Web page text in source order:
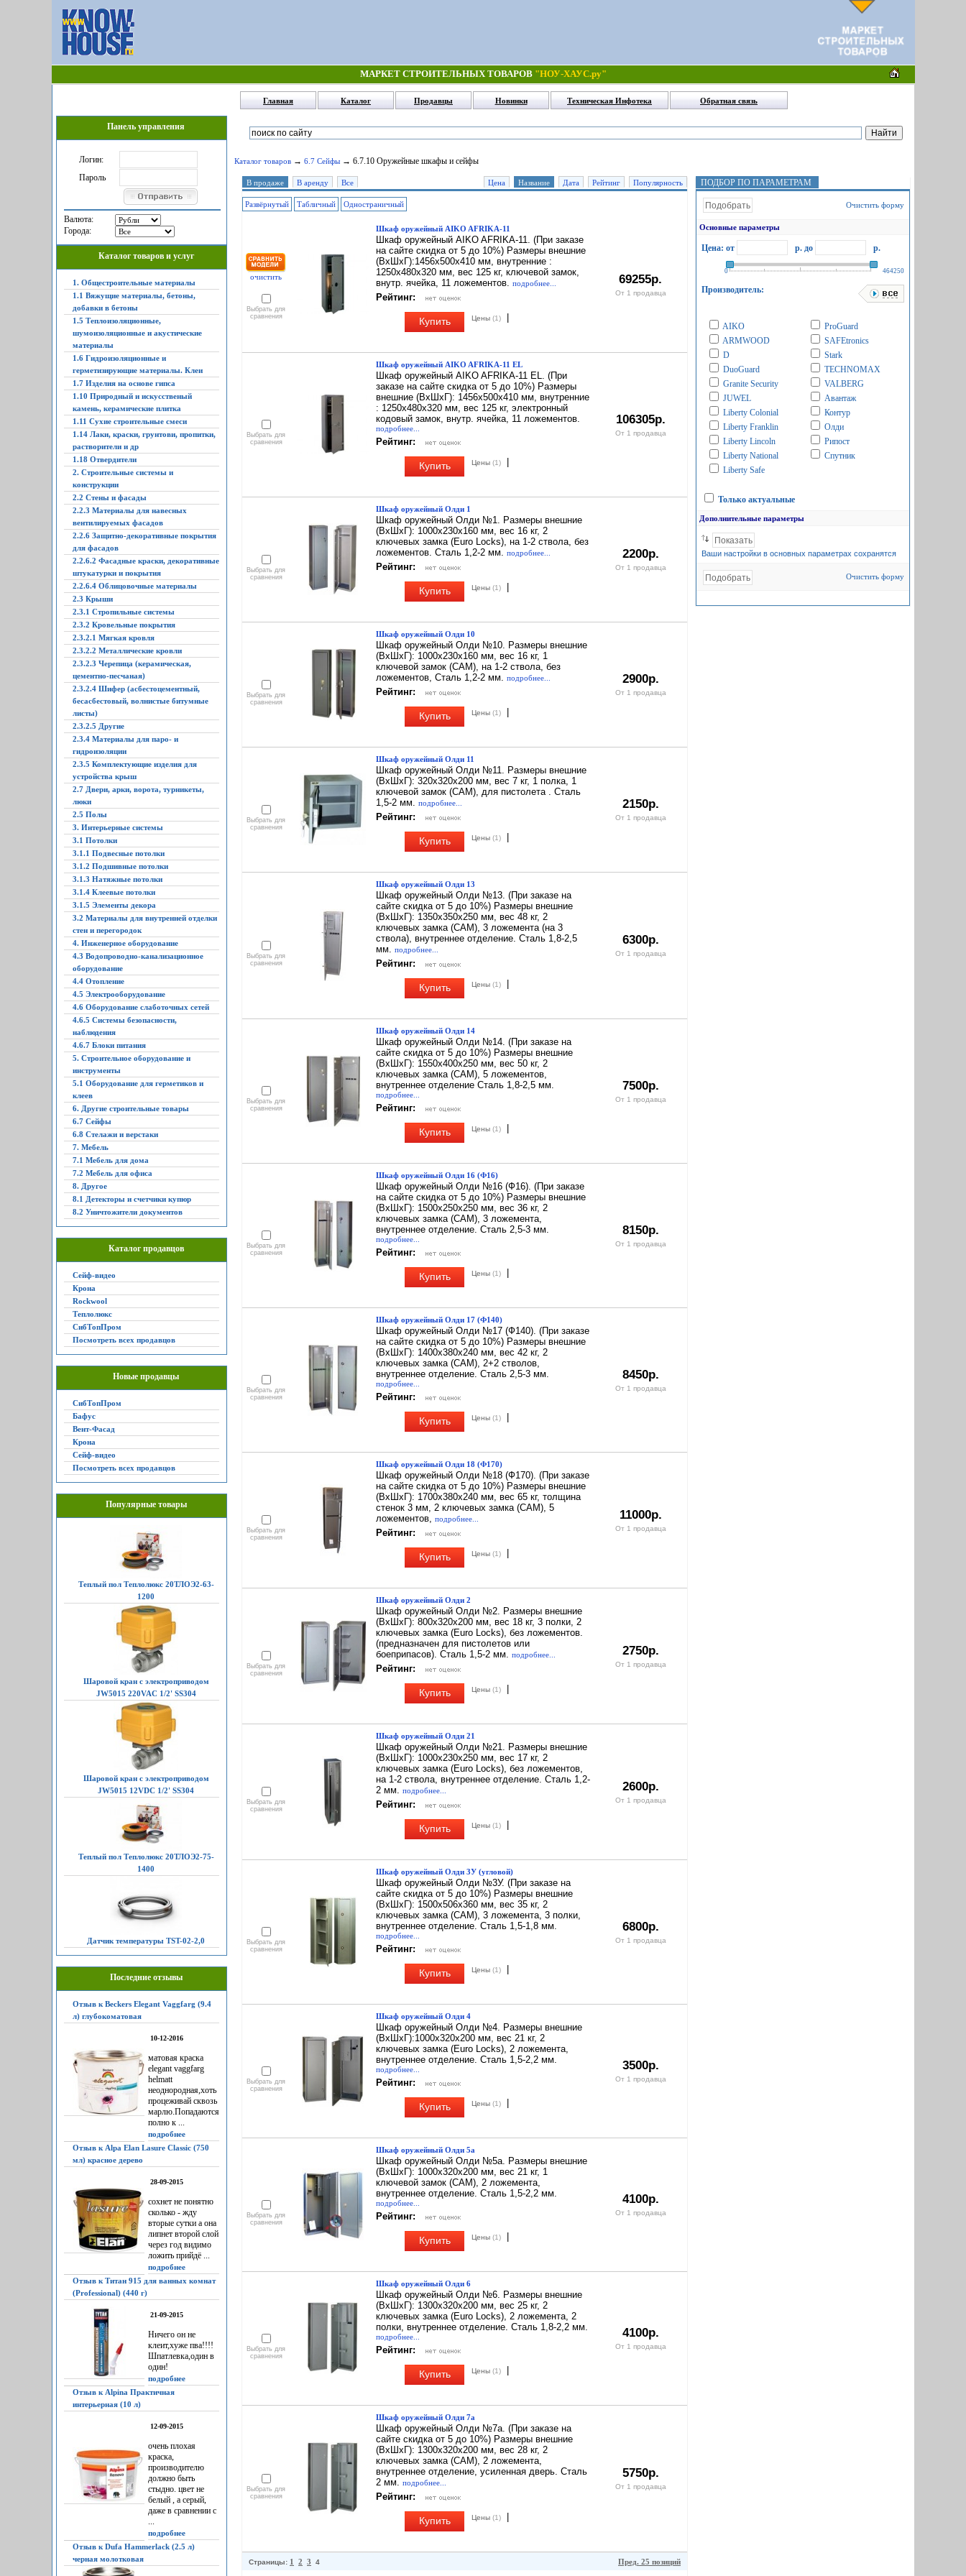
МАРКЕТ СТРОИТЕЛЬНЫХ ТОВАРОВ "НОУ-ХАУС.ру"
Главная Каталог Продавцы Новинки Техническая Инфотека Обратная связь
Панель управления
Логин:
Пароль
Валюта:
Города:
Каталог товаров и услуг
1. Общестроительные материалы
1.1 Вяжущие материалы, бетоны,
добавки в бетоны
1.5 Теплоизоляционные,
шумоизоляционные и акустические
материалы
1.6 Гидроизоляционные и
герметизирующие материалы. Клеи
1.7 Изделия на основе гипса
1.10 Природный и искусственый
камень, керамические плитка
1.11 Сухие строительные смеси
1.14 Лаки, краски, грунтови, пропитки,
растворители и др
1.18 Отвердители
2. Строительные системы и
конструкции
2.2 Стены и фасады
2.2.3 Материалы для навесных
вентилируемых фасадов
2.2.6 Защитно-декоративные покрытия
для фасадов
2.2.6.2 Фасадные краски, декоративные
штукатурки и покрытия
2.2.6.4 Облицовочные материалы
2.3 Крыши
2.3.1 Стропильные системы
2.3.2 Кровельные покрытия
2.3.2.1 Мягкая кровля
2.3.2.2 Металлические кровли
2.3.2.3 Черепица (керамическая,
цементно-песчаная)
2.3.2.4 Шифер (асбестоцементный,
бесасбестовый, волнистые битумные
листы)
2.3.2.5 Другие
2.3.4 Материалы для паро- и
гидроизоляции
2.3.5 Комплектующие изделия для
устройства крыш
2.7 Двери, арки, ворота, турникеты,
люки
2.5 Полы
3. Интерьерные системы
3.1 Потолки
3.1.1 Подвесные потолки
3.1.2 Подшивные потолки
3.1.3 Натяжные потолки
3.1.4 Клеевые потолки
3.1.5 Элементы декора
3.2 Материалы для внутренней отделки
стен и перегородок
4. Инженерное оборудование
4.3 Водопроводно-канализационное
оборудование
4.4 Отопление
4.5 Электрооборудование
4.6 Оборудование слаботочных сетей
4.6.5 Системы безопасности,
наблюдения
4.6.7 Блоки питания
5. Строительное оборудование и
инструменты
5.1 Оборудование для герметиков и
клеев
6. Другие строительные товары
6.7 Сейфы
6.8 Стелажи и верстаки
7. Мебель
7.1 Мебель для дома
7.2 Мебель для офиса
8. Другое
8.1 Детекторы и счетчики купюр
8.2 Уничтожители документов
Каталог продавцов
Сейф-видео
Крона
Rockwool
Теплолюкс
СибТопПром
Посмотреть всех продавцов
Новые продавцы
СибТопПром
Бафус
Вент-Фасад
Крона
Сейф-видео
Посмотреть всех продавцов
Популярные товары
Теплый пол Теплолюкс 20ТЛОЭ2-63-
1200
Шаровой кран с электроприводом
JW5015 220VAC 1/2' SS304
Шаровой кран с электроприводом
JW5015 12VDC 1/2' SS304
Теплый пол Теплолюкс 20ТЛОЭ2-75-
1400
Датчик температуры TST-02-2,0
Последние отзывы
Отзыв к Beckers Elegant Vaggfarg (9.4
л) глубокоматовая
10-12-2016
матовая краска
elegant vaggfarg
helmatt
неоднородная,хоть
процеживай сквозь
марлю.Попадаются
полно к ...
подробнее
Отзыв к Alpa Elan Lasure Classic (750
мл) красное дерево
28-09-2015
сохнет не понятно
сколько - жду
вторые сутки а она
липнет второй слой
через год видимо
ложить прийдё ...
подробнее
Отзыв к Титан 915 для ванных комнат
(Professional) (440 г)
21-09-2015
Ничего он не
клеит,хуже пва!!!!
Шпатлевка,один в
один!
подробнее
Отзыв к Alpina Практичная
интерьерная (10 л)
12-09-2015
очень плохая
краска,
производителю
должно быть
стыдно. цвет не
белый , а серый,
даже в сравнении с
...
подробнее
Отзыв к Dufa Hammerlack (2.5 л)
черная молотковая
Каталог товаров → 6.7 Сейфы → 6.7.10 Оружейные шкафы и сейфы
В продаже В аренду Все Цена Название Дата Рейтинг Популярность
Развёрнутый Табличный Одностраничный
очистить
Выбрать для
сравнения
Шкаф оружейный AIKO AFRIKA-11
Шкаф оружейный AIKO AFRIKA-11. (При заказе
на сайте скидка от 5 до 10%) Размеры внешние
(ВхШхГ):1456х500х410 мм, внутренние :
1250х480х320 мм, вес 125 кг, ключевой замок,
внутр. ячейка, 11 ложементов. подробнее...
Рейтинг:
Купить Цены (1)
69255р.
От 1 продавца
Выбрать для
сравнения
Шкаф оружейный AIKO AFRIKA-11 EL
Шкаф оружейный AIKO AFRIKA-11 EL. (При
заказе на сайте скидка от 5 до 10%) Размеры
внешние (ВхШхГ): 1456х500х410 мм, внутренние
: 1250х480х320 мм, вес 125 кг, электронный
кодовый замок, внутр. ячейка, 11 ложементов.
подробнее...
Рейтинг:
Купить Цены (1)
106305р.
От 1 продавца
Выбрать для
сравнения
Шкаф оружейный Олди 1
Шкаф оружейный Олди №1. Размеры внешние
(ВхШхГ): 1000х230х160 мм, вес 16 кг, 2
ключевых замка (Euro Locks), на 1-2 ствола, без
ложементов. Сталь 1,2-2 мм. подробнее...
Рейтинг:
Купить Цены (1)
2200р.
От 1 продавца
Выбрать для
сравнения
Шкаф оружейный Олди 10
Шкаф оружейный Олди №10. Размеры внешние
(ВхШхГ): 1000х230х160 мм, вес 16 кг, 1
ключевой замок (CAM), на 1-2 ствола, без
ложементов, Сталь 1,2-2 мм. подробнее...
Рейтинг:
Купить Цены (1)
2900р.
От 1 продавца
Выбрать для
сравнения
Шкаф оружейный Олди 11
Шкаф оружейный Олди №11. Размеры внешние
(ВхШхГ): 320х320х200 мм, вес 7 кг, 1 полка, 1
ключевой замок (CAM), для пистолета . Сталь
1,5-2 мм. подробнее...
Рейтинг:
Купить Цены (1)
2150р.
От 1 продавца
Выбрать для
сравнения
Шкаф оружейный Олди 13
Шкаф оружейный Олди №13. (При заказе на
сайте скидка от 5 до 10%) Размеры внешние
(ВхШхГ): 1350х350х250 мм, вес 48 кг, 2
ключевых замка (CAM), 3 ложемента (на 3
ствола), внутреннее отделение. Сталь 1,8-2,5
мм. подробнее...
Рейтинг:
Купить Цены (1)
6300р.
От 1 продавца
Выбрать для
сравнения
Шкаф оружейный Олди 14
Шкаф оружейный Олди №14. (При заказе на
сайте скидка от 5 до 10%) Размеры внешние
(ВхШхГ): 1550х400х250 мм, вес 50 кг, 2
ключевых замка (CAM), 5 ложементов,
внутреннее отделение Сталь 1,8-2,5 мм.
подробнее...
Рейтинг:
Купить Цены (1)
7500р.
От 1 продавца
Выбрать для
сравнения
Шкаф оружейный Олди 16 (Ф16)
Шкаф оружейный Олди №16 (Ф16). (При заказе
на сайте скидка от 5 до 10%) Размеры внешние
(ВхШхГ): 1500х250х250 мм, вес 36 кг, 2
ключевых замка (CAM), 3 ложемента,
внутреннее отделение. Сталь 2,5-3 мм.
подробнее...
Рейтинг:
Купить Цены (1)
8150р.
От 1 продавца
Выбрать для
сравнения
Шкаф оружейный Олди 17 (Ф140)
Шкаф оружейный Олди №17 (Ф140). (При заказе
на сайте скидка от 5 до 10%) Размеры внешние
(ВхШхГ): 1400х380х240 мм, вес 42 кг, 2
ключевых замка (CAM), 2+2 стволов,
внутреннее отделение. Сталь 2,5-3 мм.
подробнее...
Рейтинг:
Купить Цены (1)
8450р.
От 1 продавца
Выбрать для
сравнения
Шкаф оружейный Олди 18 (Ф170)
Шкаф оружейный Олди №18 (Ф170). (При заказе
на сайте скидка от 5 до 10%) Размеры внешние
(ВхШхГ): 1700х380х240 мм, вес 65 кг, толщина
стенок 3 мм, 2 ключевых замка (CAM), 5
ложементов, подробнее...
Рейтинг:
Купить Цены (1)
11000р.
От 1 продавца
Выбрать для
сравнения
Шкаф оружейный Олди 2
Шкаф оружейный Олди №2. Размеры внешние
(ВхШхГ): 800х320х200 мм, вес 18 кг, 3 полки, 2
ключевых замка (Euro Locks), без ложементов.
(предназначен для пистолетов или
боеприпасов). Сталь 1,5-2 мм. подробнее...
Рейтинг:
Купить Цены (1)
2750р.
От 1 продавца
Выбрать для
сравнения
Шкаф оружейный Олди 21
Шкаф оружейный Олди №21. Размеры внешние
(ВхШхГ): 1000х230х250 мм, вес 17 кг, 2
ключевых замка (Euro Locks), без ложементов,
на 1-2 ствола, внутреннее отделение. Сталь 1,2-
2 мм. подробнее...
Рейтинг:
Купить Цены (1)
2600р.
От 1 продавца
Выбрать для
сравнения
Шкаф оружейный Олди 3У (угловой)
Шкаф оружейный Олди №3У. (При заказе на
сайте скидка от 5 до 10%) Размеры внешние
(ВхШхГ): 1500х506х360 мм, вес 35 кг, 2
ключевых замка (CAM), 3 ложемента, 3 полки,
внутреннее отделение. Сталь 1,5-1,8 мм.
подробнее...
Рейтинг:
Купить Цены (1)
6800р.
От 1 продавца
Выбрать для
сравнения
Шкаф оружейный Олди 4
Шкаф оружейный Олди №4. Размеры внешние
(ВхШхГ):1000х320х200 мм, вес 21 кг, 2
ключевых замка (Euro Locks), 2 ложемента,
внутреннее отделение. Сталь 1,5-2,2 мм.
подробнее...
Рейтинг:
Купить Цены (1)
3500р.
От 1 продавца
Выбрать для
сравнения
Шкаф оружейный Олди 5а
Шкаф оружейный Олди №5а. Размеры внешние
(ВхШхГ): 1000х320х200 мм, вес 21 кг, 1
ключевой замок (CAM), 2 ложемента,
внутреннее отделение. Сталь 1,5-2,2 мм.
подробнее...
Рейтинг:
Купить Цены (1)
4100р.
От 1 продавца
Выбрать для
сравнения
Шкаф оружейный Олди 6
Шкаф оружейный Олди №6. Размеры внешние
(ВхШхГ): 1300х320х200 мм, вес 25 кг, 2
ключевых замка (Euro Locks), 2 ложемента, 2
полки, внутреннее отделение. Сталь 1,8-2,2 мм.
подробнее...
Рейтинг:
Купить Цены (1)
4100р.
От 1 продавца
Выбрать для
сравнения
Шкаф оружейный Олди 7а
Шкаф оружейный Олди №7а. (При заказе на
сайте скидка от 5 до 10%) Размеры внешние
(ВхШхГ): 1300х320х200 мм, вес 28 кг, 2
ключевых замка (CAM), 2 ложемента,
внутреннее отделение, усиленная дверь. Сталь
2 мм. подробнее...
Рейтинг:
Купить Цены (1)
5750р.
От 1 продавца
Страницы: 1 2 3 4 Пред. 25 позиций
ПОДБОР ПО ПАРАМЕТРАМ
Очистить форму
Основные параметры
Цена: от р. до р.
0 464250
Производитель:
AIKO
ARMWOOD
D
DuoGuard
Granite Security
JUWEL
Liberty Colonial
Liberty Franklin
Liberty Lincoln
Liberty National
Liberty Safe
ProGuard
SAFEtronics
Stark
TECHNOMAX
VALBERG
Авантаж
Контур
Олди
Рипост
Спутник
Только актуальные
Дополнительные параметры
Ваши настройки в основных параметрах сохранятся
Очистить форму